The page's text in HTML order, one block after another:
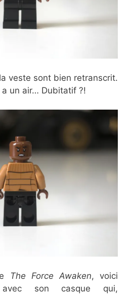
veste sont bien retranscrit.
un air… Dubitatif ?!
The Force Awaken, voici
son casque qui,